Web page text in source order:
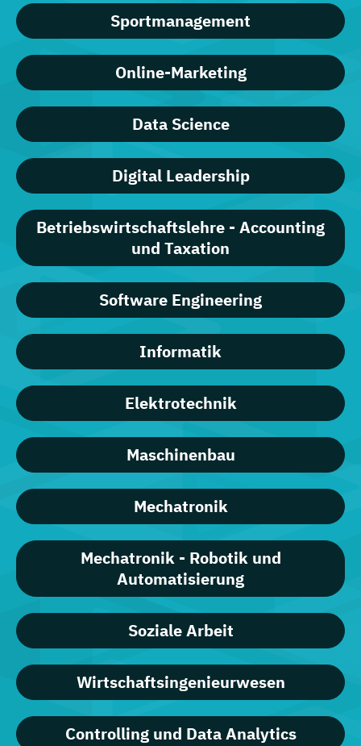
Sportmanagement
Online-Marketing
Data Science
Digital Leadership
Betriebswirtschaftslehre - Accounting
und Taxation
Software Engineering
Informatik
Elektrotechnik
Maschinenbau
Mechatronik
Mechatronik - Robotik und
Automatisierung
Soziale Arbeit
Wirtschaftsingenieurwesen
Controlling und Data Analytics